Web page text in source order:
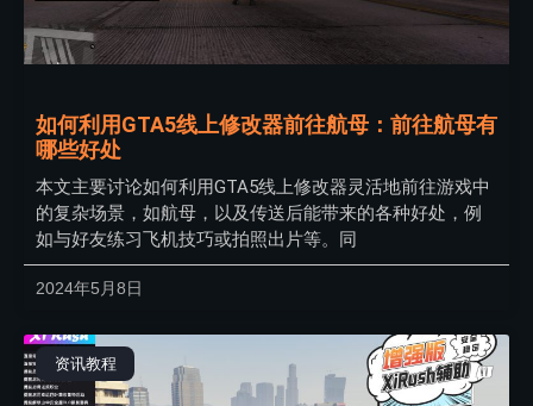
如何利用GTA5线上修改器前往航母：前往航母有
哪些好处
本文主要讨论如何利用GTA5线上修改器灵活地前往游戏中
的复杂场景，如航母，以及传送后能带来的各种好处，例
如与好友练习飞机技巧或拍照出片等。同
2024年5月8日
资讯教程